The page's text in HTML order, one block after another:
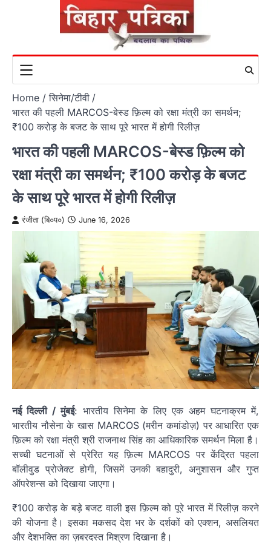
Home
सिनेमा/टीवी
भारत की पहली MARCOS-बेस्ड फ़िल्म को रक्षा मंत्री का समर्थन;
₹100 करोड़ के बजट के साथ पूरे भारत में होगी रिलीज़
भारत की पहली MARCOS-बेस्ड फ़िल्म को
रक्षा मंत्री का समर्थन; ₹100 करोड़ के बजट
के साथ पूरे भारत में होगी रिलीज़
रंजीता (बि०प०) June 16, 2026
नई दिल्ली / मुंबई: भारतीय सिनेमा के लिए एक अहम घटनाक्रम में,
भारतीय नौसेना के खास MARCOS (मरीन कमांडोज़) पर आधारित एक
फ़िल्म को रक्षा मंत्री श्री राजनाथ सिंह का आधिकारिक समर्थन मिला है।
सच्ची घटनाओं से प्रेरित यह फ़िल्म MARCOS पर केंद्रित पहला
बॉलीवुड प्रोजेक्ट होगी, जिसमें उनकी बहादुरी, अनुशासन और गुप्त
ऑपरेशन्स को दिखाया जाएगा।
₹100 करोड़ के बड़े बजट वाली इस फ़िल्म को पूरे भारत में रिलीज़ करने
की योजना है। इसका मकसद देश भर के दर्शकों को एक्शन, असलियत
और देशभक्ति का ज़बरदस्त मिश्रण दिखाना है।